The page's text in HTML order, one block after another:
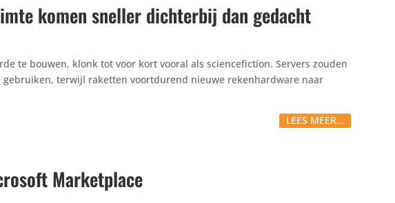
komen sneller dichterbij dan gedacht
te bouwen, klonk tot voor kort vooral als scien­ce­fic­tion. Servers zouden
terwijl raketten voort­du­rend nieuwe reken­hard­ware naar
LEES MEER…
Marketplace